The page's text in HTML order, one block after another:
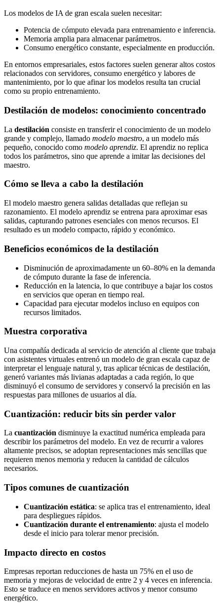
Los modelos de IA de gran escala suelen necesitar:
Potencia de cómputo elevada para entrenamiento e inferencia.
Memoria amplia para almacenar parámetros.
Consumo energético constante, especialmente en producción.
En entornos empresariales, estos factores suelen generar altos costos
relacionados con servidores, consumo energético y labores de
mantenimiento, por lo que afinar los modelos resulta tan crucial
como su propio entrenamiento.
Destilación de modelos: conocimiento concentrado
La destilación consiste en transferir el conocimiento de un modelo
grande y complejo, llamado modelo maestro, a un modelo más
pequeño, conocido como modelo aprendiz. El aprendiz no replica
todos los parámetros, sino que aprende a imitar las decisiones del
maestro.
Cómo se lleva a cabo la destilación
El modelo maestro genera salidas detalladas que reflejan su
razonamiento. El modelo aprendiz se entrena para aproximar esas
salidas, capturando patrones esenciales con menos recursos. El
resultado es un modelo compacto, rápido y económico.
Beneficios económicos de la destilación
Disminución de aproximadamente un 60–80% en la demanda
de cómputo durante la fase de inferencia.
Reducción en la latencia, lo que contribuye a bajar los costos
en servicios que operan en tiempo real.
Capacidad para ejecutar modelos incluso en equipos con
recursos limitados.
Muestra corporativa
Una compañía dedicada al servicio de atención al cliente que trabaja
con asistentes virtuales entrenó un modelo de gran escala capaz de
interpretar el lenguaje natural y, tras aplicar técnicas de destilación,
generó variantes más livianas adaptadas a cada región, lo que
disminuyó el consumo de servidores y conservó la precisión en las
respuestas para millones de usuarios al día.
Cuantización: reducir bits sin perder valor
La cuantización disminuye la exactitud numérica empleada para
describir los parámetros del modelo. En vez de recurrir a valores
altamente precisos, se adoptan representaciones más sencillas que
requieren menos memoria y reducen la cantidad de cálculos
necesarios.
Tipos comunes de cuantización
Cuantización estática: se aplica tras el entrenamiento, ideal
para despliegues rápidos.
Cuantización durante el entrenamiento: ajusta el modelo
desde el inicio para tolerar menor precisión.
Impacto directo en costos
Empresas reportan reducciones de hasta un 75% en el uso de
memoria y mejoras de velocidad de entre 2 y 4 veces en inferencia.
Esto se traduce en menos servidores activos y menor consumo
energético.